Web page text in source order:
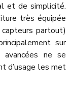
et de simplicité.
très équipée
partout)
sur
ne se
d’usage les met